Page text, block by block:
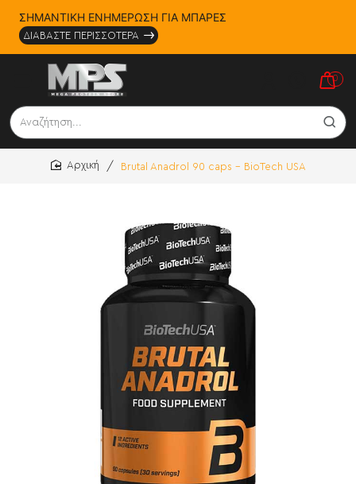
ΣΗΜΑΝΤΙΚΗ ΕΝΗΜΕΡΩΣΗ ΓΙΑ ΜΠΑΡΕΣ
ΔΙΑΒΑΣΤΕ ΠΕΡΙΣΣΟΤΕΡΑ
0
Αναζήτηση...
Brutal Anadrol 90 caps - BioTech USA